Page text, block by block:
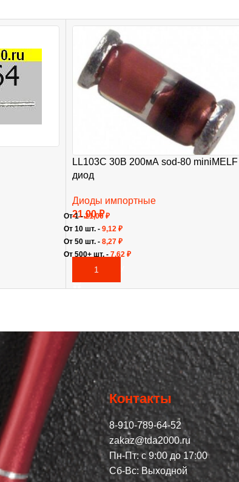
LL103C 30В 200мА sod-80 miniMELF
диод
Диоды импортные
21,00₽
В КОРЗИНУ
От 1 -21,00₽
От 10 шт. - 9,12 ₽
От 50 шт. - 8,27 ₽
От 500+ шт. - 7,62 ₽
Контакты
8-910-789-64-52
zakaz@tda2000.ru
Пн-Пт: с 9:00 до 17:00
Сб-Вс: Выходной